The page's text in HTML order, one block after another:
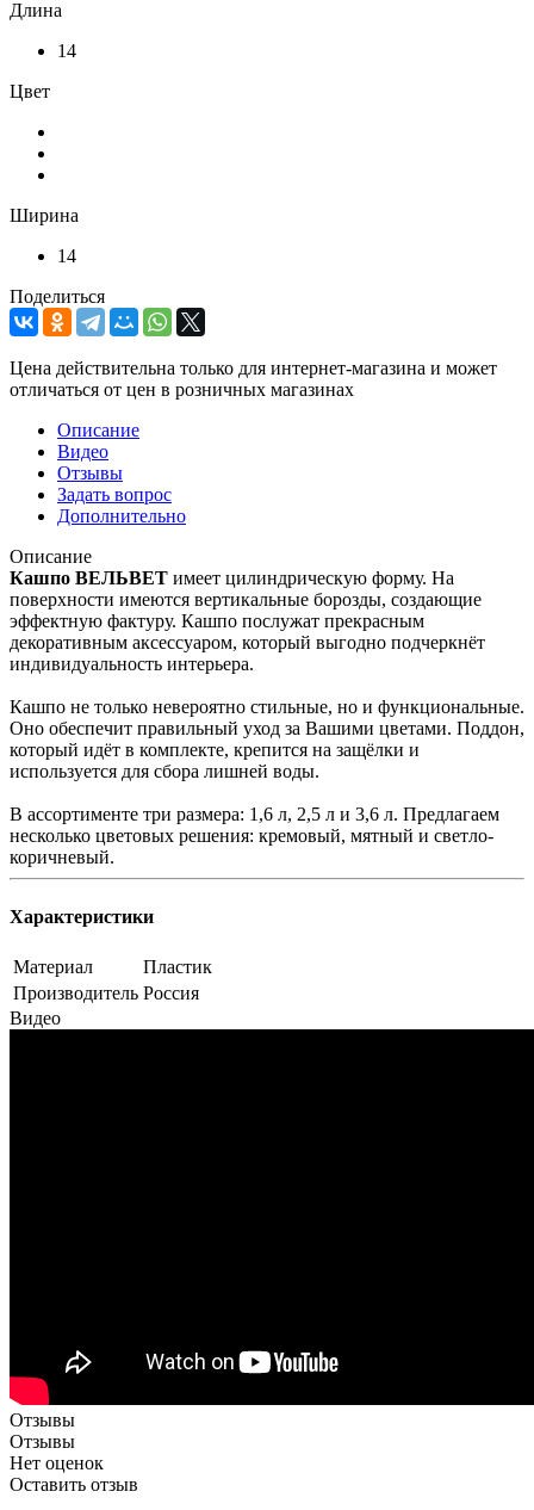
Длина
14
Цвет
Ширина
14
Поделиться
Цена действительна только для интернет-магазина и может
отличаться от цен в розничных магазинах
Описание
Видео
Отзывы
Задать вопрос
Дополнительно
Описание
Кашпо ВЕЛЬВЕТ имеет цилиндрическую форму. На
поверхности имеются вертикальные борозды, создающие
эффектную фактуру. Кашпо послужат прекрасным
декоративным аксессуаром, который выгодно подчеркнёт
индивидуальность интерьера.
Кашпо не только невероятно стильные, но и функциональные.
Оно обеспечит правильный уход за Вашими цветами. Поддон,
который идёт в комплекте, крепится на защёлки и
используется для сбора лишней воды.
В ассортименте три размера: 1,6 л, 2,5 л и 3,6 л. Предлагаем
несколько цветовых решения: кремовый, мятный и светло-
коричневый.
Характеристики
Материал
Пластик
Производитель Россия
Видео
Отзывы
Отзывы
Нет оценок
Оставить отзыв